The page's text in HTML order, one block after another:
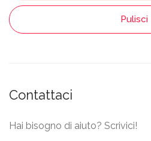
Pulisci
Contattaci
Hai bisogno di aiuto? Scrivici!